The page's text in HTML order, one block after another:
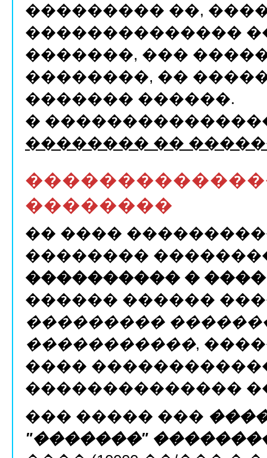
��������� ��,
��������������
�������, ���
��������, ��
������� ������.
�
�������� ��
��������
�� ����
��������
���������� �
������ ������
���������
�����������,
����
��������������
��� ����� ���
"�������"